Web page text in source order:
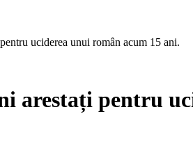
uciderea unui român acum 15 ani.
arestați pentru